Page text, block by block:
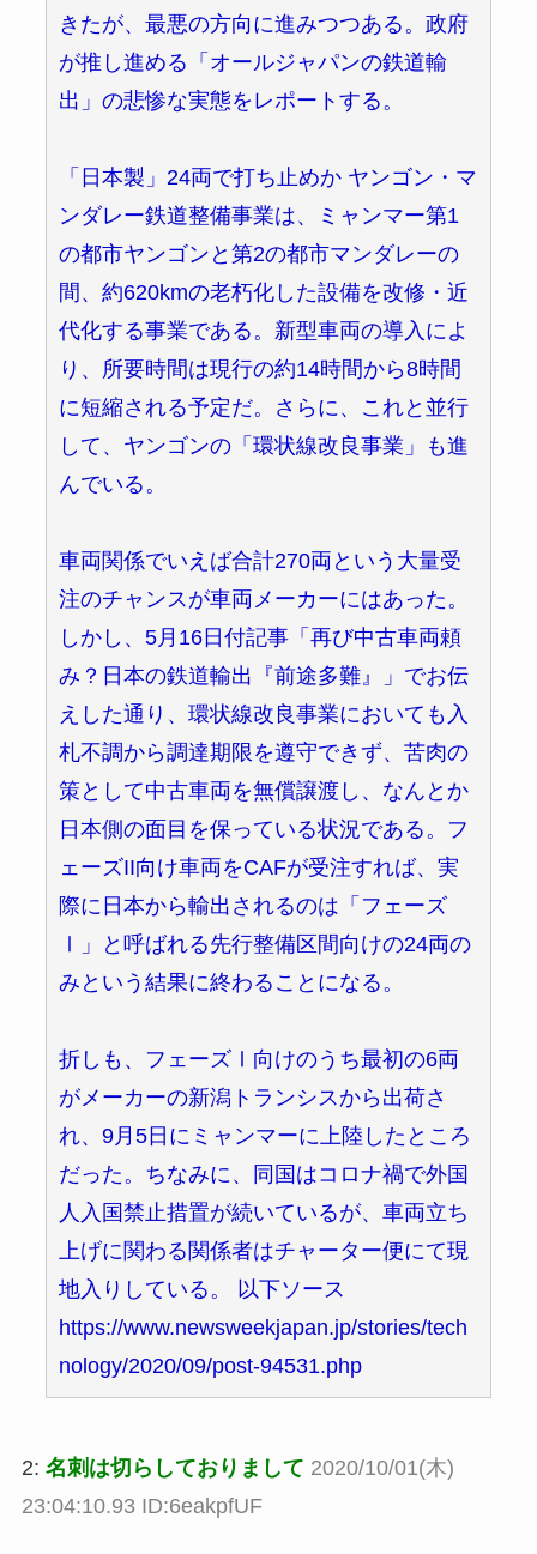
きたが、最悪の方向に進みつつある。政府
が推し進める「オールジャパンの鉄道輸
出」の悲惨な実態をレポートする。
「日本製」24両で打ち止めか ヤンゴン・マ
ンダレー鉄道整備事業は、ミャンマー第1
の都市ヤンゴンと第2の都市マンダレーの
間、約620kmの老朽化した設備を改修・近
代化する事業である。新型車両の導入によ
り、所要時間は現行の約14時間から8時間
に短縮される予定だ。さらに、これと並行
して、ヤンゴンの「環状線改良事業」も進
んでいる。
車両関係でいえば合計270両という大量受
注のチャンスが車両メーカーにはあった。
しかし、5月16日付記事「再び中古車両頼
み？日本の鉄道輸出『前途多難』」でお伝
えした通り、環状線改良事業においても入
札不調から調達期限を遵守できず、苦肉の
策として中古車両を無償譲渡し、なんとか
日本側の面目を保っている状況である。フ
ェーズII向け車両をCAFが受注すれば、実
際に日本から輸出されるのは「フェーズ
Ⅰ」と呼ばれる先行整備区間向けの24両の
みという結果に終わることになる。
折しも、フェーズⅠ向けのうち最初の6両
がメーカーの新潟トランシスから出荷さ
れ、9月5日にミャンマーに上陸したところ
だった。ちなみに、同国はコロナ禍で外国
人入国禁止措置が続いているが、車両立ち
上げに関わる関係者はチャーター便にて現
地入りしている。 以下ソース
https://www.newsweekjapan.jp/stories/tech
nology/2020/09/post-94531.php
2: 名刺は切らしておりまして 2020/10/01(木)
23:04:10.93 ID:6eakpfUF